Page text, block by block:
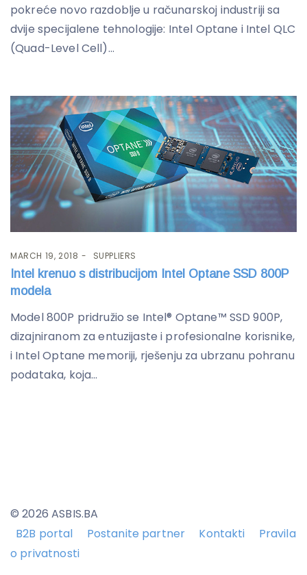
pokreće novo razdoblje u računarskoj industriji sa
dvije specijalene tehnologije: Intel Optane i Intel QLC
(Quad-Level Cell)...
MARCH 19, 2018 SUPPLIERS
Intel krenuo s distribucijom Intel Optane SSD 800P
modela
Model 800P pridružio se Intel® Optane™ SSD 900P,
dizajniranom za entuzijaste i profesionalne korisnike,
i Intel Optane memoriji, rješenju za ubrzanu pohranu
podataka, koja...
© 2026 ASBIS.BA
B2B portal
Postanite partner Kontakti
Pravila
o privatnosti